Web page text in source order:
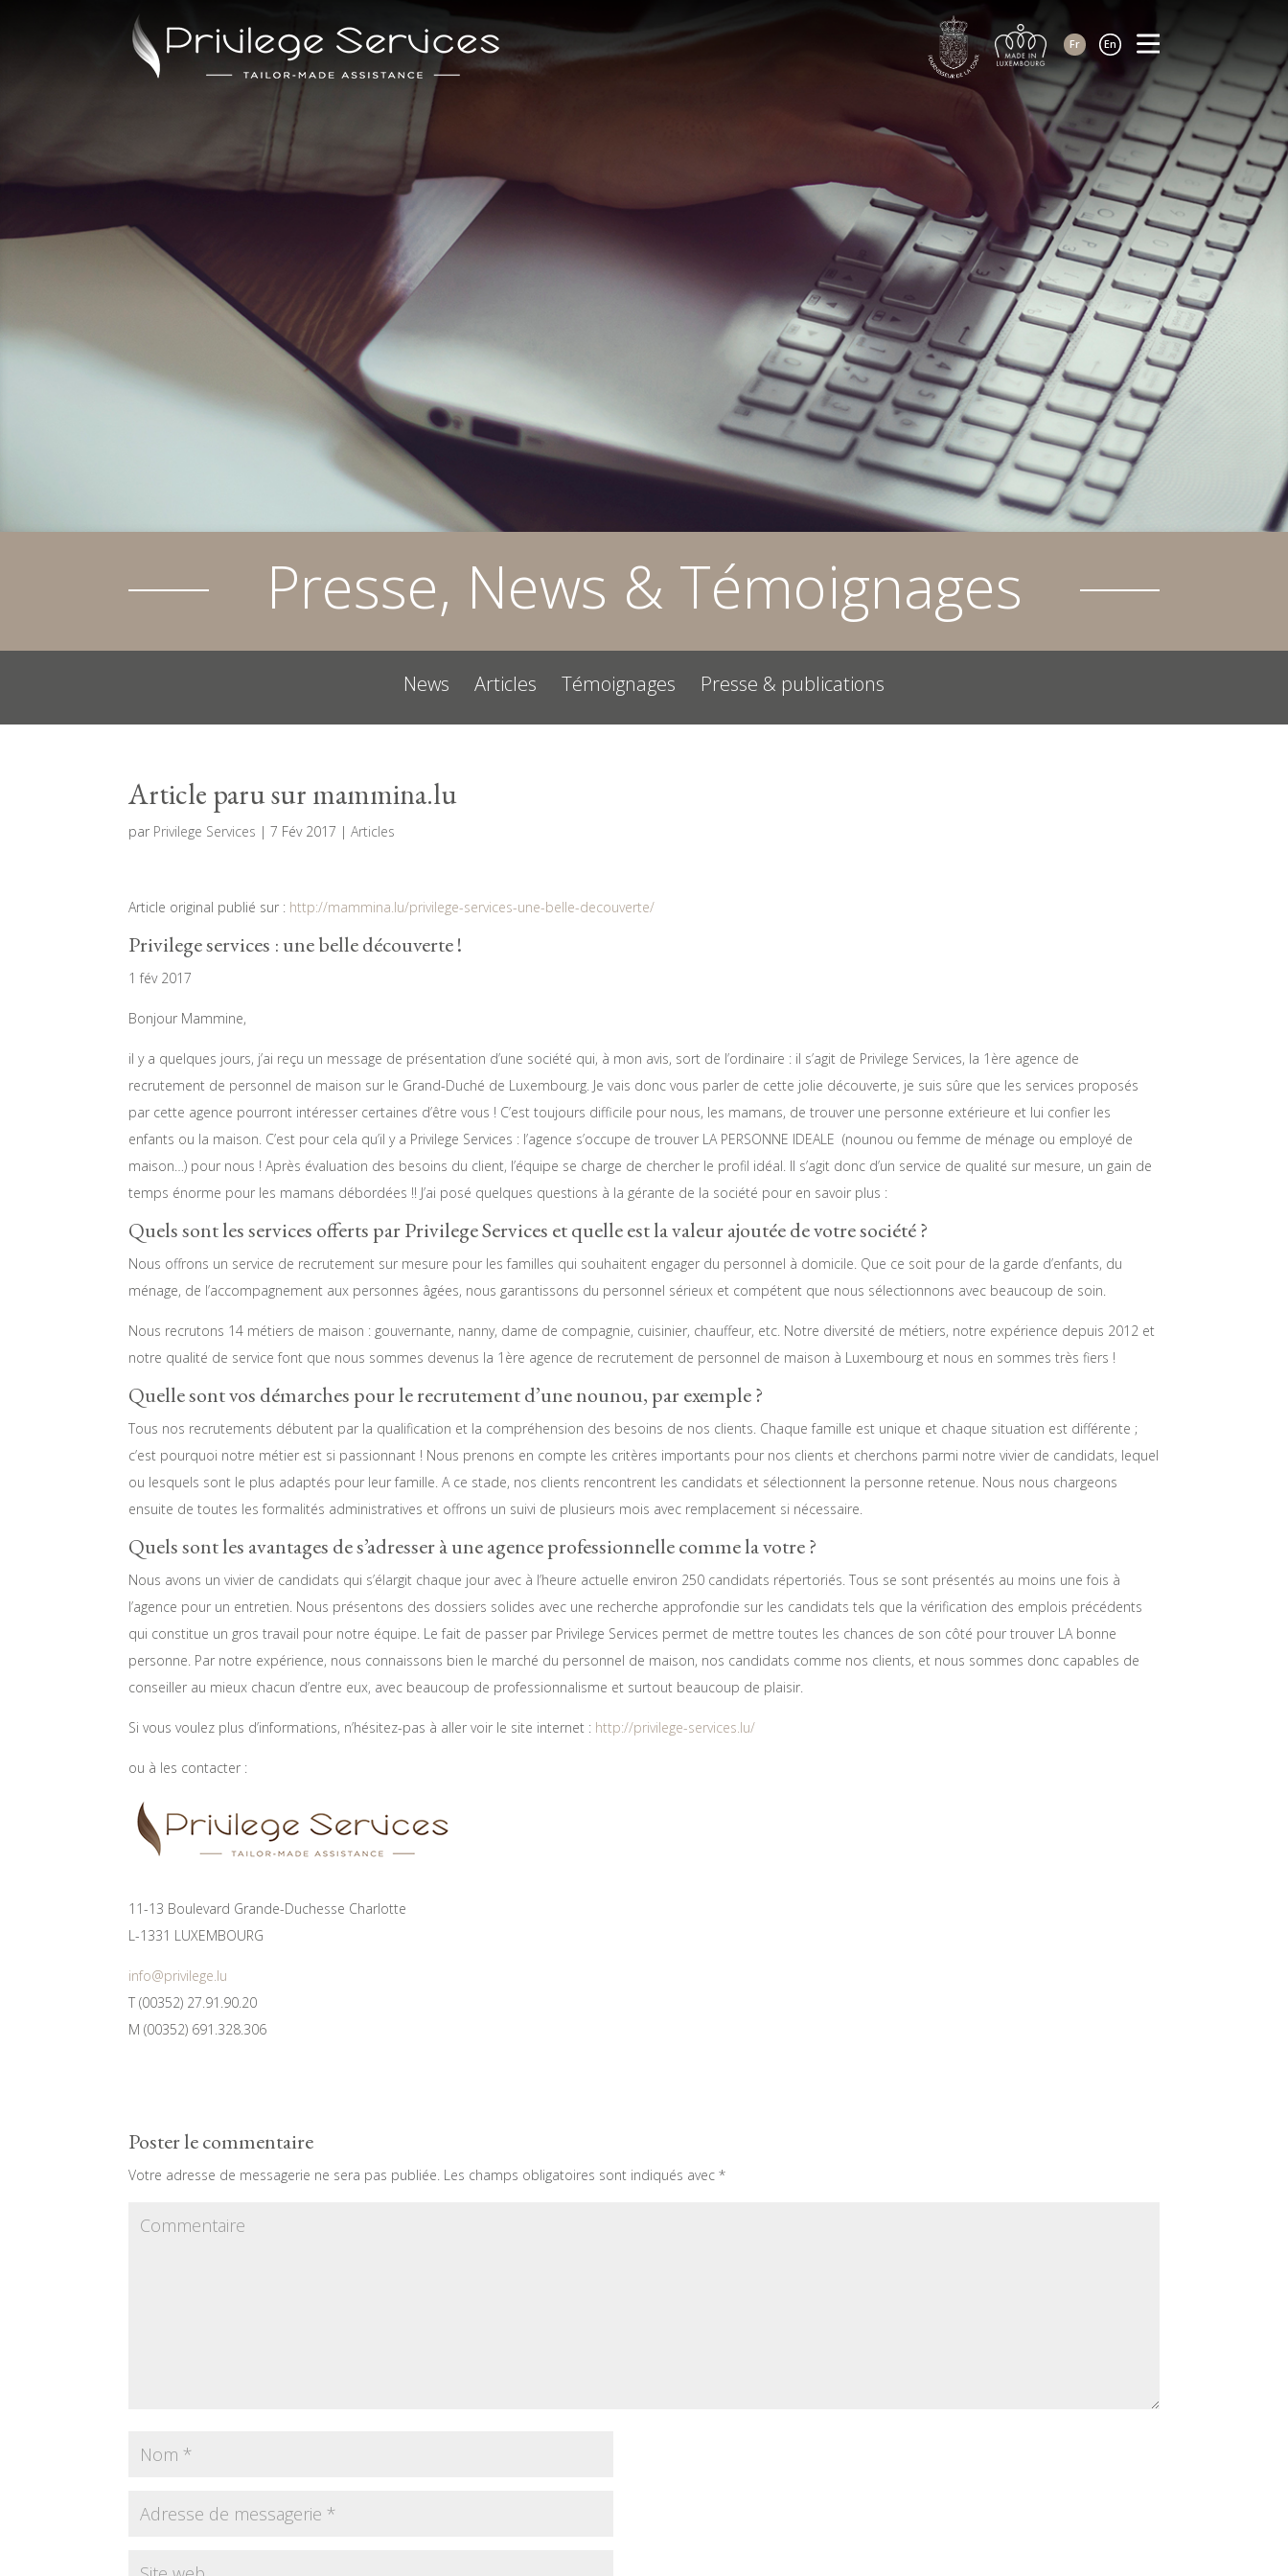
Fr En
Presse, News & Témoignages
News Articles Témoignages Presse & publications
Article paru sur mammina.lu
par Privilege Services |7 Fév 2017 |Articles
Article original publié sur : http://mammina.lu/privilege-services-une-belle-decouverte/
Privilege services : une belle découverte !
1 fév 2017
Bonjour Mammine,
il y a quelques jours, j’ai reçu un message de présentation d’une société qui, à mon avis, sort de l’ordinaire : il s’agit de Privilege Services, la 1ère agence de
recrutement de personnel de maison sur le Grand-Duché de Luxembourg. Je vais donc vous parler de cette jolie découverte, je suis sûre que les services proposés
par cette agence pourront intéresser certaines d’être vous ! C’est toujours difficile pour nous, les mamans, de trouver une personne extérieure et lui confier les
enfants ou la maison. C’est pour cela qu’il y a Privilege Services : l’agence s’occupe de trouver LA PERSONNE IDEALE (nounou ou femme de ménage ou employé de
maison…) pour nous ! Après évaluation des besoins du client, l’équipe se charge de chercher le profil idéal. Il s’agit donc d’un service de qualité sur mesure, un gain de
temps énorme pour les mamans débordées !! J’ai posé quelques questions à la gérante de la société pour en savoir plus :
Quels sont les services offerts par Privilege Services et quelle est la valeur ajoutée de votre société ?
Nous offrons un service de recrutement sur mesure pour les familles qui souhaitent engager du personnel à domicile. Que ce soit pour de la garde d’enfants, du
ménage, de l’accompagnement aux personnes âgées, nous garantissons du personnel sérieux et compétent que nous sélectionnons avec beaucoup de soin.
Nous recrutons 14 métiers de maison : gouvernante, nanny, dame de compagnie, cuisinier, chauffeur, etc. Notre diversité de métiers, notre expérience depuis 2012 et
notre qualité de service font que nous sommes devenus la 1ère agence de recrutement de personnel de maison à Luxembourg et nous en sommes très fiers !
Quelle sont vos démarches pour le recrutement d’une nounou, par exemple ?
Tous nos recrutements débutent par la qualification et la compréhension des besoins de nos clients. Chaque famille est unique et chaque situation est différente ;
c’est pourquoi notre métier est si passionnant ! Nous prenons en compte les critères importants pour nos clients et cherchons parmi notre vivier de candidats, lequel
ou lesquels sont le plus adaptés pour leur famille. A ce stade, nos clients rencontrent les candidats et sélectionnent la personne retenue. Nous nous chargeons
ensuite de toutes les formalités administratives et offrons un suivi de plusieurs mois avec remplacement si nécessaire.
Quels sont les avantages de s’adresser à une agence professionnelle comme la votre ?
Nous avons un vivier de candidats qui s’élargit chaque jour avec à l’heure actuelle environ 250 candidats répertoriés. Tous se sont présentés au moins une fois à
l’agence pour un entretien. Nous présentons des dossiers solides avec une recherche approfondie sur les candidats tels que la vérification des emplois précédents
qui constitue un gros travail pour notre équipe. Le fait de passer par Privilege Services permet de mettre toutes les chances de son côté pour trouver LA bonne
personne. Par notre expérience, nous connaissons bien le marché du personnel de maison, nos candidats comme nos clients, et nous sommes donc capables de
conseiller au mieux chacun d’entre eux, avec beaucoup de professionnalisme et surtout beaucoup de plaisir.
Si vous voulez plus d’informations, n’hésitez-pas à aller voir le site internet : http://privilege-services.lu/
ou à les contacter :
11-13 Boulevard Grande-Duchesse Charlotte
L-1331 LUXEMBOURG
info@privilege.lu
T (00352) 27.91.90.20
M (00352) 691.328.306
Poster le commentaire
Votre adresse de messagerie ne sera pas publiée. Les champs obligatoires sont indiqués avec*